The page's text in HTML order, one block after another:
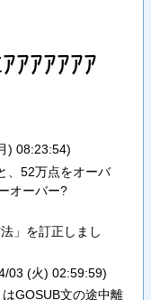
ｱｱｱｱｱｱ
) 08:23:54)
、52万点をオーバ
オーバー?
」を訂正しまし
03 (火) 02:59:59)
GOSUB文の途中離